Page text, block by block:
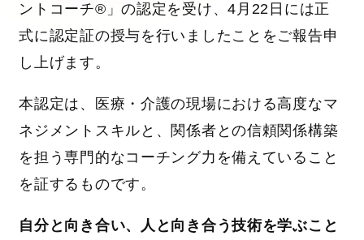
ントコーチ®」の認定を受け、4月22日には正
式に認定証の授与を行いましたことをご報告申
し上げます。
本認定は、医療・介護の現場における高度なマ
ネジメントスキルと、関係者との信頼関係構築
を担う専門的なコーチング力を備えていること
を証するものです。
自分と向き合い、人と向き合う技術を学ぶこと